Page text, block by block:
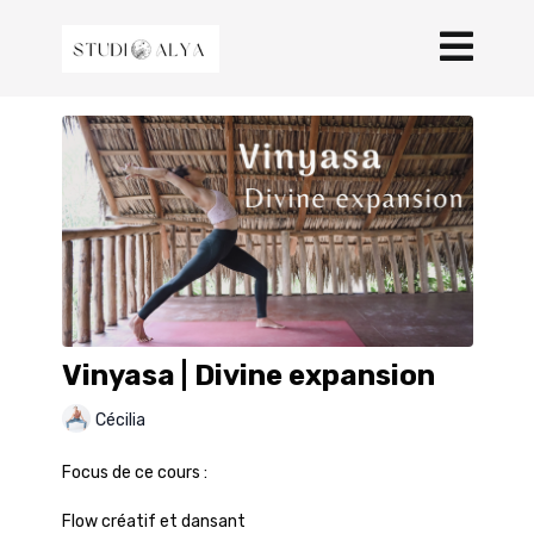
Vinyasa | Divine expansion
Cécilia
Focus de ce cours :
Flow créatif et dansant